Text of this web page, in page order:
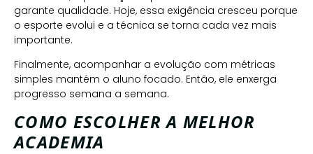
garante qualidade. Hoje, essa exigência cresceu porque
o esporte evolui e a técnica se torna cada vez mais
importante.
Finalmente, acompanhar a evolução com métricas
simples mantém o aluno focado. Então, ele enxerga
progresso semana a semana.
COMO ESCOLHER A MELHOR
ACADEMIA